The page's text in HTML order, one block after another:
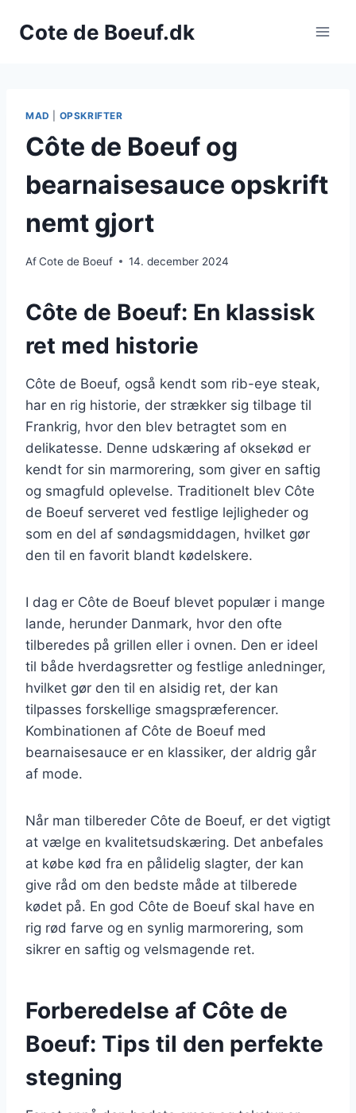
Cote de Boeuf.dk
MAD OPSKRIFTER
Côte de Boeuf og
bearnaisesauce opskrift
nemt gjort
AfCote de Boeuf 14. december 2024
Côte de Boeuf: En klassisk
ret med historie
Côte de Boeuf, også kendt som rib-eye steak,
har en rig historie, der strækker sig tilbage til
Frankrig, hvor den blev betragtet som en
delikatesse. Denne udskæring af oksekød er
kendt for sin marmorering, som giver en saftig
og smagfuld oplevelse. Traditionelt blev Côte
de Boeuf serveret ved festlige lejligheder og
som en del af søndagsmiddagen, hvilket gør
den til en favorit blandt kødelskere.
I dag er Côte de Boeuf blevet populær i mange
lande, herunder Danmark, hvor den ofte
tilberedes på grillen eller i ovnen. Den er ideel
til både hverdagsretter og festlige anledninger,
hvilket gør den til en alsidig ret, der kan
tilpasses forskellige smagspræferencer.
Kombinationen af Côte de Boeuf med
bearnaisesauce er en klassiker, der aldrig går
af mode.
Når man tilbereder Côte de Boeuf, er det vigtigt
at vælge en kvalitetsudskæring. Det anbefales
at købe kød fra en pålidelig slagter, der kan
give råd om den bedste måde at tilberede
kødet på. En god Côte de Boeuf skal have en
rig rød farve og en synlig marmorering, som
sikrer en saftig og velsmagende ret.
Forberedelse af Côte de
Boeuf: Tips til den perfekte
stegning